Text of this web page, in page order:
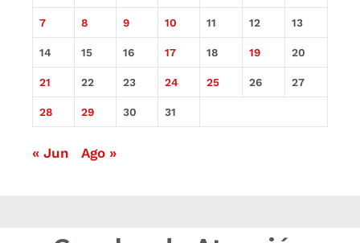
7 8 9 10 11 12 13
14 15 16 17 18 19 20
21 22 23 24 25 26 27
28 29 30 31
« Jun Ago »